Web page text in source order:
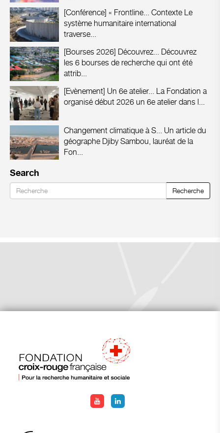
[Conférence] « Frontline... Contexte Le
système humanitaire international
traverse...
[Bourses 2026] Découvrez... Découvrez
les 6 bourses de recherche qui ont été
attrib...
[Evènement] Un 6e atelier... La Fondation a
organisé début 2026 un 6e atelier dans l...
Changement climatique à S... Un article du
géographe Djiby Sambou, lauréat de la
Fon...
Search
Recherche